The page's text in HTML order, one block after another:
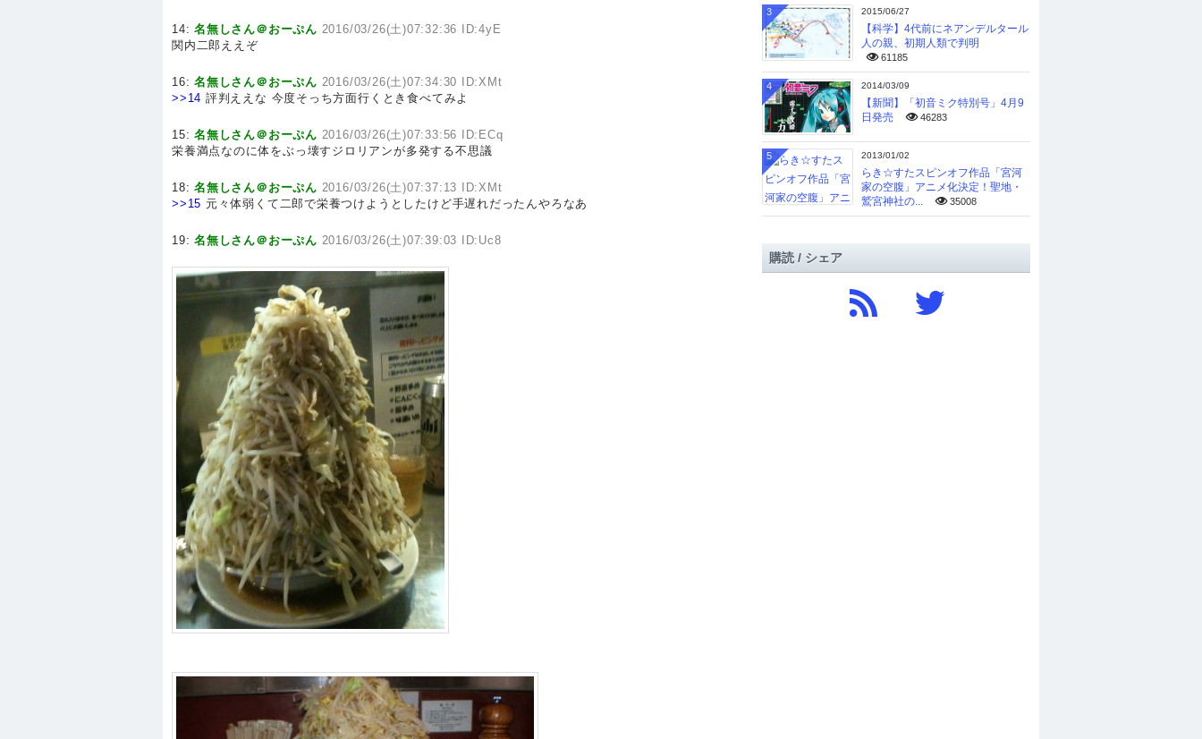
14:名無しさん＠おーぷん 2016/03/26(土)07:32:36 ID:4yE
関内二郎ええぞ
16:名無しさん＠おーぷん 2016/03/26(土)07:34:30 ID:XMt
>>14 評判ええな 今度そっち方面行くとき食べてみよ
15:名無しさん＠おーぷん 2016/03/26(土)07:33:56 ID:ECq
栄養満点なのに体をぶっ壊すジロリアンが多発する不思議
18:名無しさん＠おーぷん 2016/03/26(土)07:37:13 ID:XMt
>>15 元々体弱くて二郎で栄養つけようとしたけど手遅れだったんやろなあ
19:名無しさん＠おーぷん 2016/03/26(土)07:39:03 ID:Uc8
2015/06/27
【科学】4代前にネアンデルタール
人の親、初期人類で判明
61185
3
2014/03/09
【新聞】「初音ミク特別号」4月9
日発売
46283
4
2013/01/02
らき☆すたスピンオフ作品「宮河
家の空腹」アニメ化決定！聖地・
鷲宮神社の...
35008
5
購読 / シェア